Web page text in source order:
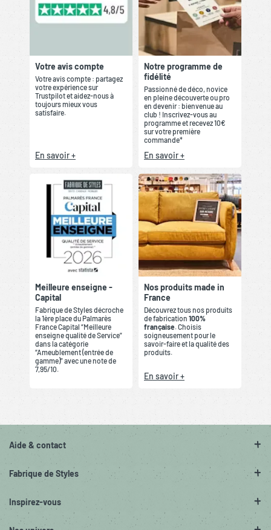
Votre avis compte
Votre avis compte : partagez
votre expérience sur
Trustpilot et aidez-nous à
toujours mieux vous
satisfaire.
En savoir +
Notre programme de
fidélité
Passionné de déco, novice
en pleine découverte ou pro
en devenir : bienvenue au
club ! Inscrivez-vous au
programme et recevez 10€
sur votre première
commande*
En savoir +
Meilleure enseigne -
Capital
Fabrique de Styles décroche
la 1ère place du Palmarès
France Capital “Meilleure
enseigne qualité de Service”
dans la catégorie
“Ameublement (entrée de
gamme)” avec une note de
7,95/10.
Nos produits made in
France
Découvrez tous nos produits
de fabrication 100%
française . Choisis
soigneusement pour le
savoir-faire et la qualité des
produits.
En savoir +
Aide & contact
Fabrique de Styles
Inspirez-vous